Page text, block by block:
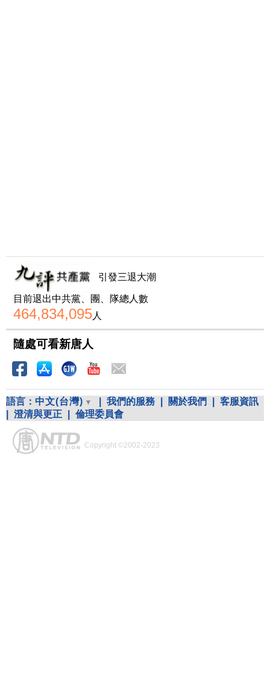
引發三退大潮
目前退出中共黨、團、隊總人數
464,834,095人
隨處可看新唐人
語言： 中文(台灣) 我們的服務 關於我們
客服資訊
澄清與更正 倫理委員會
Copyright ©2002-2023